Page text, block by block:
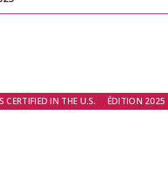
IN THE U.S. ÉDITION 2025